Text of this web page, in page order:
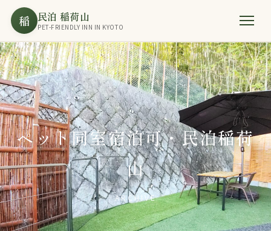
稲 民泊 稲荷山
PET-FRIENDLY INN IN KYOTO
ペット同室宿泊可・民泊稲荷
山
ARCHIVE